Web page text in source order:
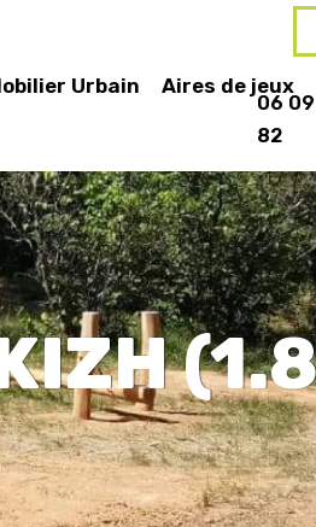
Urbain Aires de jeux
06 09
82